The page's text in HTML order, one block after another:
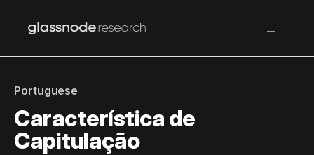
Portuguese
Característica de
Capitulação